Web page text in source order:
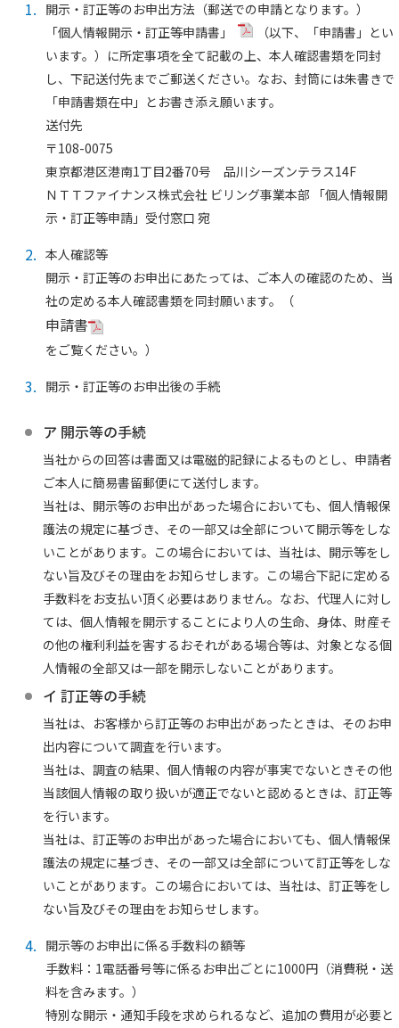
1. 開示・訂正等のお申出方法（郵送での申請となります。）
「個人情報開示・訂正等申請書」
（以下、「申請書」とい
います。）に所定事項を全て記載の上、本人確認書類を同封
し、下記送付先までご郵送ください。なお、封筒には朱書きで
「申請書類在中」とお書き添え願います。
送付先
〒108-0075
東京都港区港南1丁目2番70号 品川シーズンテラス14F
ＮＴＴファイナンス株式会社 ビリング事業本部 「個人情報開
示・訂正等申請」受付窓口 宛
2. 本人確認等
開示・訂正等のお申出にあたっては、ご本人の確認のため、当
社の定める本人確認書類を同封願います。（
申請書
をご覧ください。）
3. 開示・訂正等のお申出後の手続
ア 開示等の手続
当社からの回答は書面又は電磁的記録によるものとし、申請者
ご本人に簡易書留郵便にて送付します。
当社は、開示等のお申出があった場合においても、個人情報保
護法の規定に基づき、その一部又は全部について開示等をしな
いことがあります。この場合においては、当社は、開示等をし
ない旨及びその理由をお知らせします。この場合下記に定める
手数料をお支払い頂く必要はありません。なお、代理人に対し
ては、個人情報を開示することにより人の生命、身体、財産そ
の他の権利利益を害するおそれがある場合等は、対象となる個
人情報の全部又は一部を開示しないことがあります。
イ 訂正等の手続
当社は、お客様から訂正等のお申出があったときは、そのお申
出内容について調査を行います。
当社は、調査の結果、個人情報の内容が事実でないときその他
当該個人情報の取り扱いが適正でないと認めるときは、訂正等
を行います。
当社は、訂正等のお申出があった場合においても、個人情報保
護法の規定に基づき、その一部又は全部について訂正等をしな
いことがあります。この場合においては、当社は、訂正等をし
ない旨及びその理由をお知らせします。
4. 開示等のお申出に係る手数料の額等
手数料：1電話番号等に係るお申出ごとに1000円（消費税・送
料を含みます。）
特別な開示・通知手段を求められるなど、追加の費用が必要と